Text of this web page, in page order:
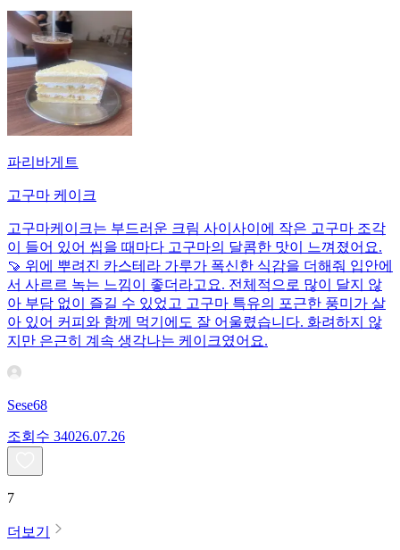
파리바게트
고구마 케이크
고구마케이크는 부드러운 크림 사이사이에 작은 고구마 조각
이 들어 있어 씹을 때마다 고구마의 달콤한 맛이 느껴졌어요.
🍠 위에 뿌려진 카스테라 가루가 폭신한 식감을 더해줘 입안에
서 사르르 녹는 느낌이 좋더라고요. 전체적으로 많이 달지 않
아 부담 없이 즐길 수 있었고 고구마 특유의 포근한 풍미가 살
아 있어 커피와 함께 먹기에도 잘 어울렸습니다. 화려하지 않
지만 은근히 계속 생각나는 케이크였어요.
Sese68
조회수 34026.07.26
7
더보기